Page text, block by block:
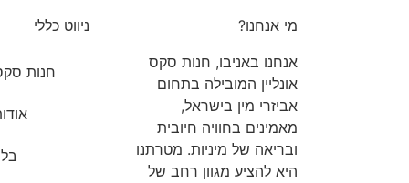
מי אנחנו?
אנחנו באניבו, חנות סקס
אונליין המובילה בתחום
אביזרי מין בישראל,
מאמינים בחוויה חיובית
ובריאה של מיניות. מטרתנו
היא להציע מגוון רחב של
ניווט כללי
חנות סקס